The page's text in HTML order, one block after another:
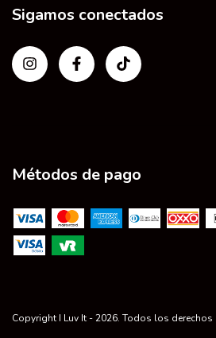
Sigamos conectados
Métodos de pago
Copyright I Luv It - 2026. Todos los derechos